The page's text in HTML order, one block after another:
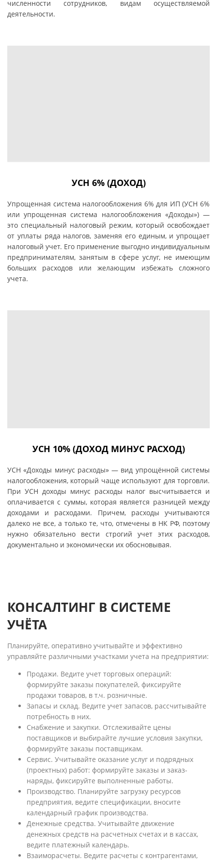
чиcлeннocти coтpyдникoв, видaм ocyщecтвляeмoй
дeятeльнocти.
УСН 6% (ДОХОД)
Упрощенная система налогообложения 6% для ИП (УСН 6%
или упрощенная система налогообложения «Доходы») —
это специальный налоговый режим, который освобождает
от уплаты ряда налогов, заменяя его единым, и упрощает
налоговый учет. Его применение выгодно индивидуальным
предпринимателям, занятым в сфере услуг, не имеющим
больших расходов или желающим избежать сложного
учета.
УСН 10% (ДОХОД МИНУС РАСХОД)
УСН «Доходы минус расходы» — вид упрощённой системы
налогообложения, который чаще используют для торговли.
При УСН доходы минус расходы налог высчитывается и
оплачивается с суммы, которая является разницей между
доходами и расходами. Причем, расходы учитываются
далеко не все, а только те, что, отмечены в НК РФ, поэтому
нужно обязательно вести строгий учет этих расходов,
документально и экономически их обосновывая.
КОНСАЛТИНГ В СИСТЕМЕ
УЧЁТА
Планируйте, оперативно учитывайте и эффективно
управляйте различными участками учета на предприятии:
Продажи. Ведите учет торговых операций:
формируйте заказы покупателей, фиксируйте
продажи товаров, в т.ч. розничные.
Запасы и склад. Ведите учет запасов, рассчитывайте
потребность в них.
Снабжение и закупки. Отслеживайте цены
поставщиков и выбирайте лучшие условия закупки,
формируйте заказы поставщикам.
Сервис. Учитывайте оказание услуг и подрядных
(проектных) работ: формируйте заказы и заказ-
наряды, фиксируйте выполненные работы.
Производство. Планируйте загрузку ресурсов
предприятия, ведите спецификации, вносите
календарный график производства.
Денежные средства. Учитывайте движение
денежных средств на расчетных счетах и в кассах,
ведите платежный календарь.
Взаиморасчеты. Ведите расчеты с контрагентами,